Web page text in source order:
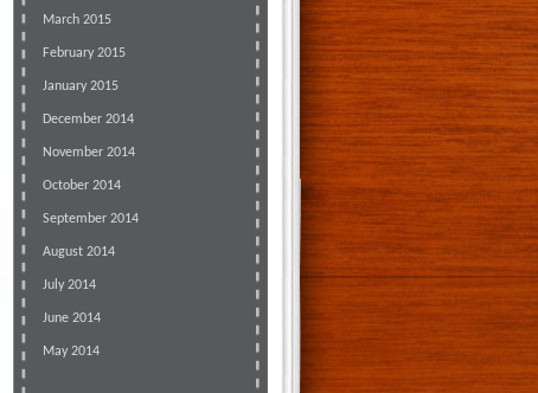
March 2015
February 2015
January 2015
December 2014
November 2014
October 2014
September 2014
August 2014
July 2014
June 2014
May 2014